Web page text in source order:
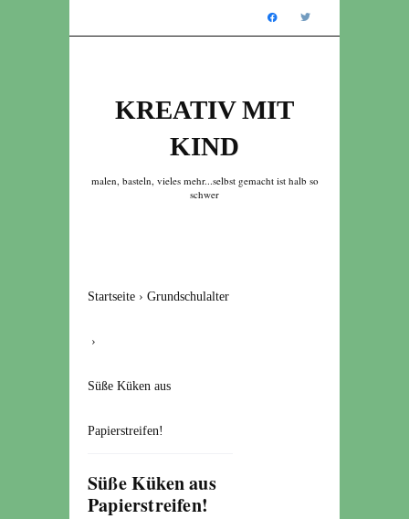
KREATIV MIT
KIND
malen, basteln, vieles mehr...selbst gemacht ist halb so
schwer
Startseite › Grundschulalter
›
Süße Küken aus
Papierstreifen!
Süße Küken aus
Papierstreifen!